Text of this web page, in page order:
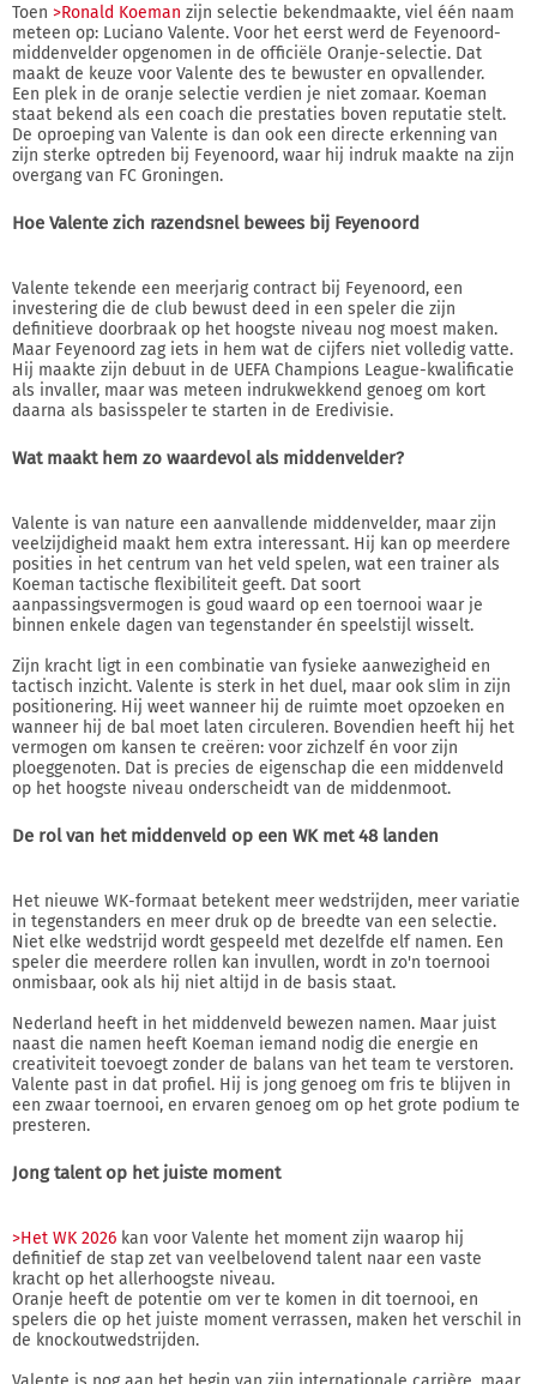
Toen >Ronald Koeman zijn selectie bekendmaakte, viel één naam
meteen op: Luciano Valente. Voor het eerst werd de Feyenoord-
middenvelder opgenomen in de officiële Oranje-selectie. Dat
maakt de keuze voor Valente des te bewuster en opvallender.
Een plek in de oranje selectie verdien je niet zomaar. Koeman
staat bekend als een coach die prestaties boven reputatie stelt.
De oproeping van Valente is dan ook een directe erkenning van
zijn sterke optreden bij Feyenoord, waar hij indruk maakte na zijn
overgang van FC Groningen.
Hoe Valente zich razendsnel bewees bij Feyenoord
Valente tekende een meerjarig contract bij Feyenoord, een
investering die de club bewust deed in een speler die zijn
definitieve doorbraak op het hoogste niveau nog moest maken.
Maar Feyenoord zag iets in hem wat de cijfers niet volledig vatte.
Hij maakte zijn debuut in de UEFA Champions League-kwalificatie
als invaller, maar was meteen indrukwekkend genoeg om kort
daarna als basisspeler te starten in de Eredivisie.
Wat maakt hem zo waardevol als middenvelder?
Valente is van nature een aanvallende middenvelder, maar zijn
veelzijdigheid maakt hem extra interessant. Hij kan op meerdere
posities in het centrum van het veld spelen, wat een trainer als
Koeman tactische flexibiliteit geeft. Dat soort
aanpassingsvermogen is goud waard op een toernooi waar je
binnen enkele dagen van tegenstander én speelstijl wisselt.
Zijn kracht ligt in een combinatie van fysieke aanwezigheid en
tactisch inzicht. Valente is sterk in het duel, maar ook slim in zijn
positionering. Hij weet wanneer hij de ruimte moet opzoeken en
wanneer hij de bal moet laten circuleren. Bovendien heeft hij het
vermogen om kansen te creëren: voor zichzelf én voor zijn
ploeggenoten. Dat is precies de eigenschap die een middenveld
op het hoogste niveau onderscheidt van de middenmoot.
De rol van het middenveld op een WK met 48 landen
Het nieuwe WK-formaat betekent meer wedstrijden, meer variatie
in tegenstanders en meer druk op de breedte van een selectie.
Niet elke wedstrijd wordt gespeeld met dezelfde elf namen. Een
speler die meerdere rollen kan invullen, wordt in zo'n toernooi
onmisbaar, ook als hij niet altijd in de basis staat.
Nederland heeft in het middenveld bewezen namen. Maar juist
naast die namen heeft Koeman iemand nodig die energie en
creativiteit toevoegt zonder de balans van het team te verstoren.
Valente past in dat profiel. Hij is jong genoeg om fris te blijven in
een zwaar toernooi, en ervaren genoeg om op het grote podium te
presteren.
Jong talent op het juiste moment
>Het WK 2026 kan voor Valente het moment zijn waarop hij
definitief de stap zet van veelbelovend talent naar een vaste
kracht op het allerhoogste niveau.
Oranje heeft de potentie om ver te komen in dit toernooi, en
spelers die op het juiste moment verrassen, maken het verschil in
de knockoutwedstrijden.